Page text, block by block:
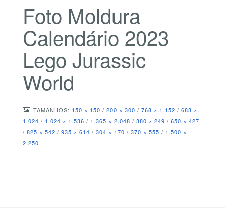
Foto Moldura
Calendário 2023
Lego Jurassic
World
TAMANHOS: 150 × 150 / 200 × 300 / 768 × 1.152 / 683 ×
1.024 / 1.024 × 1.536 / 1.365 × 2.048 / 380 × 249 / 650 × 427
/ 825 × 542 / 935 × 614 / 304 × 170 / 370 × 555 / 1.500 ×
2.250